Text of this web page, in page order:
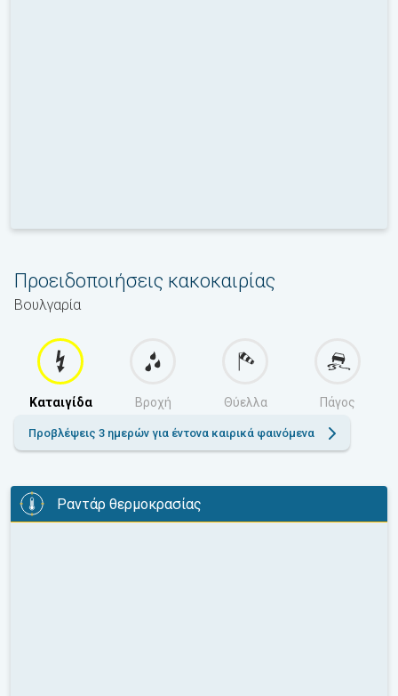
Προειδοποιήσεις κακοκαιρίας
Βουλγαρία
Καταιγίδα Βροχή Θύελλα Πάγος
Προβλέψεις 3 ημερών για έντονα καιρικά φαινόμενα
Ραντάρ θερμοκρασίας